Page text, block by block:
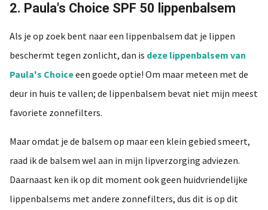
2. Paula's Choice SPF 50 lippenbalsem
Als je op zoek bent naar een lippenbalsem dat je lippen
beschermt tegen zonlicht, dan is deze lippenbalsem van
Paula's Choiceeen goede optie! Om maar meteen met de
deur in huis te vallen; de lippenbalsem bevat niet mijn meest
favoriete zonnefilters.
Maar omdat je de balsem op maar een klein gebied smeert,
raad ik de balsem wel aan in mijn lipverzorging adviezen.
Daarnaast ken ik op dit moment ook geen huidvriendelijke
lippenbalsems met andere zonnefilters, dus dit is op dit